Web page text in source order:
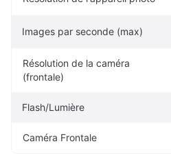
Images par seconde (max)
Résolution de la caméra
(frontale)
Flash/Lumière
Caméra Frontale